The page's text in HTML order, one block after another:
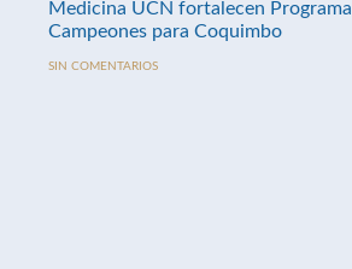
Medicina UCN fortalecen Programa
Campeones para Coquimbo
SIN COMENTARIOS